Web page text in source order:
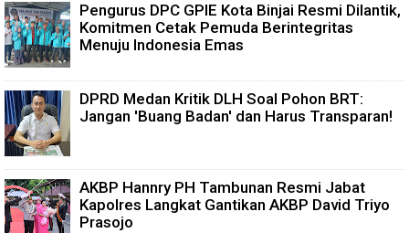
Pengurus DPC GPIE Kota Binjai Resmi Dilantik,
Komitmen Cetak Pemuda Berintegritas
Menuju Indonesia Emas
DPRD Medan Kritik DLH Soal Pohon BRT:
Jangan 'Buang Badan' dan Harus Transparan!
AKBP Hannry PH Tambunan Resmi Jabat
Kapolres Langkat Gantikan AKBP David Triyo
Prasojo